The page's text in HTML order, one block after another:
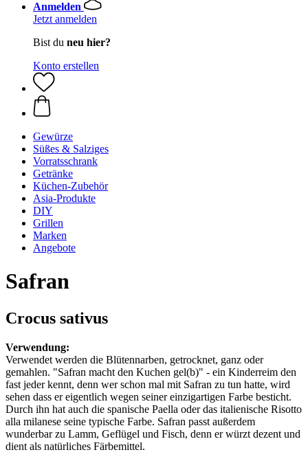
Anmelden
Jetzt anmelden
Bist du neu hier?
Konto erstellen
Gewürze
Süßes & Salziges
Vorratsschrank
Getränke
Küchen-Zubehör
Asia-Produkte
DIY
Grillen
Marken
Angebote
Safran
Crocus sativus
Verwendung:
Verwendet werden die Blütennarben, getrocknet, ganz oder
gemahlen. "Safran macht den Kuchen gel(b)" - ein Kinderreim den
fast jeder kennt, denn wer schon mal mit Safran zu tun hatte, wird
sehen dass er eigentlich wegen seiner einzigartigen Farbe besticht.
Durch ihn hat auch die spanische Paella oder das italienische Risotto
alla milanese seine typische Farbe. Safran passt außerdem
wunderbar zu Lamm, Geflügel und Fisch, denn er würzt dezent und
dient als natürliches Färbemittel.